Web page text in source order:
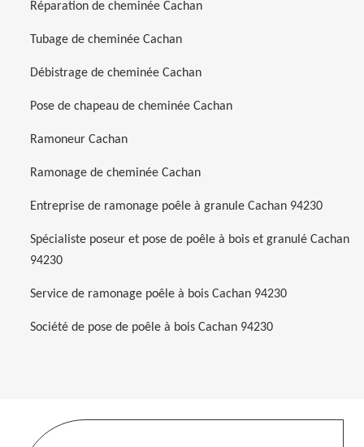
Réparation de cheminée Cachan
Tubage de cheminée Cachan
Débistrage de cheminée Cachan
Pose de chapeau de cheminée Cachan
Ramoneur Cachan
Ramonage de cheminée Cachan
Entreprise de ramonage poêle à granule Cachan 94230
Spécialiste poseur et pose de poêle à bois et granulé Cachan
94230
Service de ramonage poêle à bois Cachan 94230
Société de pose de poêle à bois Cachan 94230